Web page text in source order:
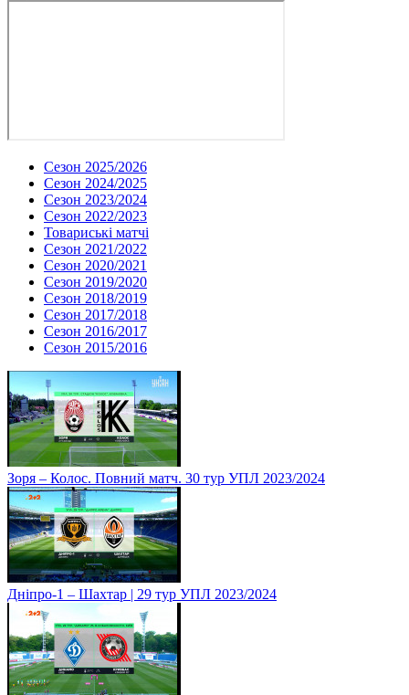
Сезон 2025/2026
Сезон 2024/2025
Сезон 2023/2024
Сезон 2022/2023
Товариські матчі
Сезон 2021/2022
Сезон 2020/2021
Сезон 2019/2020
Сезон 2018/2019
Сезон 2017/2018
Сезон 2016/2017
Сезон 2015/2016
Зоря – Колос. Повний матч. 30 тур УПЛ 2023/2024
Дніпро-1 – Шахтар | 29 тур УПЛ 2023/2024